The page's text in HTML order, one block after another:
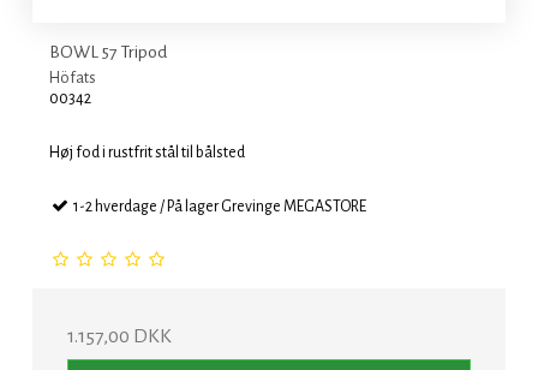
BOWL 57 Tripod
Höfats
00342
Høj fod i rustfrit stål til bålsted
1-2 hverdage / På lager Grevinge MEGASTORE
1.157,00 DKK